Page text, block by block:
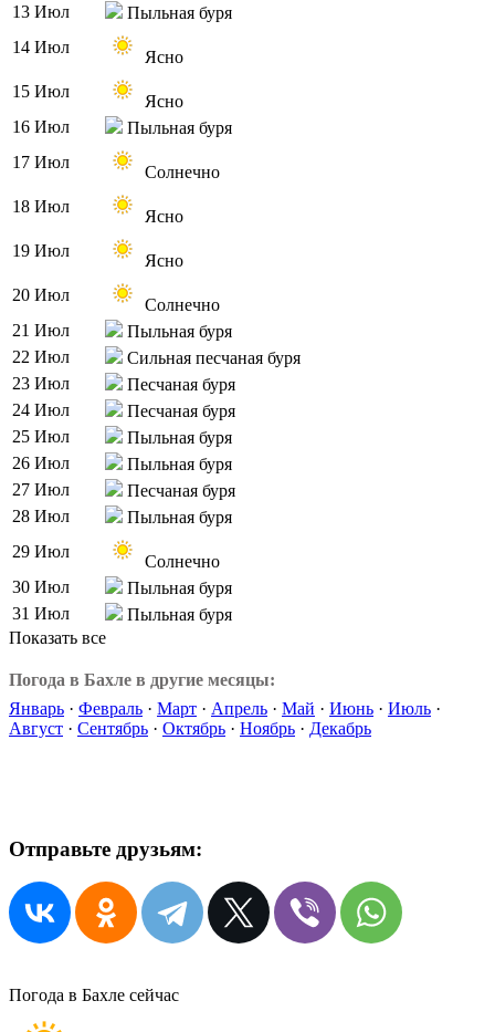
13 Июл
Пыльная буря
14 Июл
Ясно
15 Июл
Ясно
16 Июл
Пыльная буря
17 Июл
Солнечно
18 Июл
Ясно
19 Июл
Ясно
20 Июл
Солнечно
21 Июл
Пыльная буря
22 Июл
Сильная песчаная буря
23 Июл
Песчаная буря
24 Июл
Песчаная буря
25 Июл
Пыльная буря
26 Июл
Пыльная буря
27 Июл
Песчаная буря
28 Июл
Пыльная буря
29 Июл
Солнечно
30 Июл
Пыльная буря
31 Июл
Пыльная буря
Показать все
Погода в Бахле в другие месяцы:
Январь · Февраль · Март · Апрель · Май · Июнь · Июль ·
Август · Сентябрь · Октябрь · Ноябрь · Декабрь
Отправьте друзьям:
Погода в Бахле сейчас